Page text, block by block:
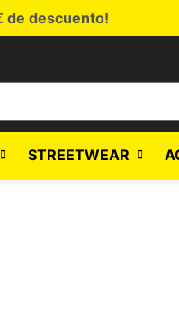
de descuento!
STREETWEAR